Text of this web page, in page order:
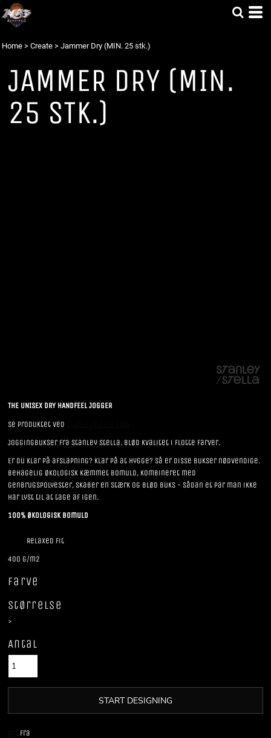
Home > Create > Jammer Dry (MIN. 25 stk.)
JAMMER DRY (MIN.
25 STK.)
THE UNISEX DRY HANDFEEL JOGGER
Se produktet ved
Joggingbukser fra Stanley Stella. Blød kvalitet i flotte farver.
Er du klar på afslapning? Klar på at hygge? Så er disse bukser nødvendige.
Behagelig økologisk kæmmet bomuld, kombineret med
genbrugspolyester, skaber en stærk og blød buks - sådan et par man ikke
har lyst til at tage af igen.
100% Økologisk bomuld
Relaxed Fit
400 g/m2
Farve
Størrelse
>
Antal
START DESIGNING
Fra